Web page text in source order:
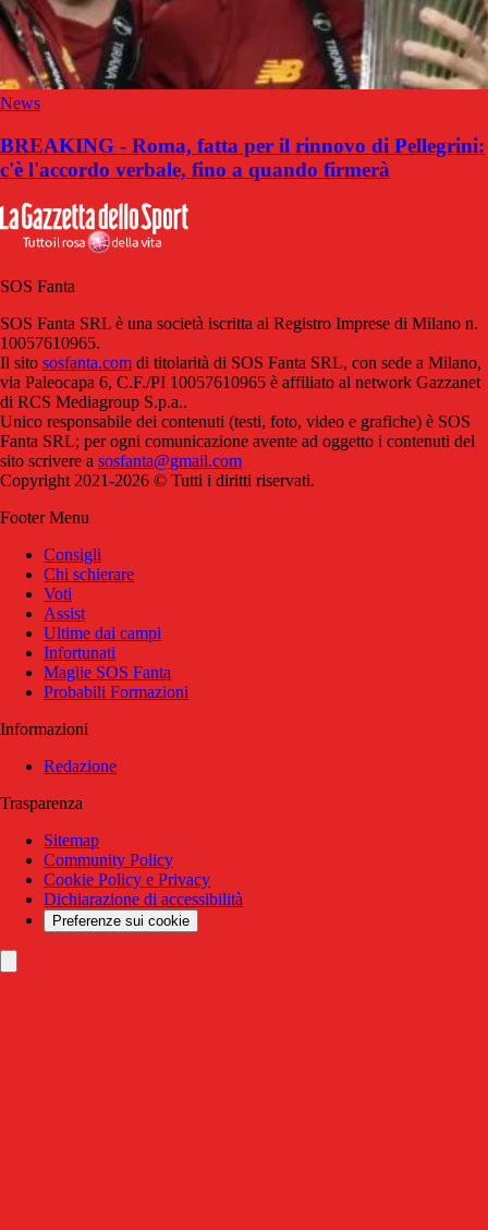
News
BREAKING - Roma, fatta per il rinnovo di Pellegrini:
c'è l'accordo verbale, fino a quando firmerà
SOS Fanta
SOS Fanta SRL è una società iscritta al Registro Imprese di Milano n.
10057610965.
Il sito sosfanta.com di titolarità di SOS Fanta SRL, con sede a Milano,
via Paleocapa 6, C.F./PI 10057610965 è affiliato al network Gazzanet
di RCS Mediagroup S.p.a..
Unico responsabile dei contenuti (testi, foto, video e grafiche) è SOS
Fanta SRL; per ogni comunicazione avente ad oggetto i contenuti del
sito scrivere a sosfanta@gmail.com
Copyright 2021-2026 © Tutti i diritti riservati.
Footer Menu
Consigli
Chi schierare
Voti
Assist
Ultime dai campi
Infortunati
Maglie SOS Fanta
Probabili Formazioni
Informazioni
Redazione
Trasparenza
Sitemap
Community Policy
Cookie Policy e Privacy
Dichiarazione di accessibilità
Preferenze sui cookie